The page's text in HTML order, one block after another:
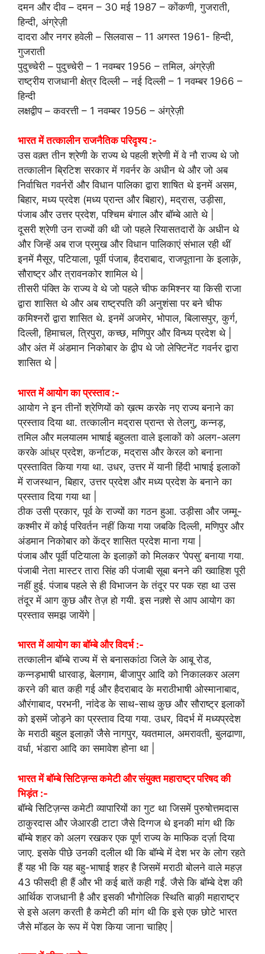
दमन और दीव – दमन – 30 मई 1987 – कोंकणी, गुजराती,
हिन्दी, अंग्रेज़ी
दादरा और नगर हवेली – सिलवास – 11 अगस्त 1961- हिन्‍दी,
गुजराती
पुदुच्चेरी – पुदुच्चेरी – 1 नवम्‍बर 1956 – तमिल, अंग्रेज़ी
राष्ट्रीय राजधानी क्षेत्र दिल्ली – नई दिल्ली – 1 नवम्‍बर 1966 –
हिन्‍दी
लक्षद्वीप – कवरत्ती – 1 नवम्‍बर 1956 – अंग्रेज़ी
भारत में तत्कालीन राजनैतिक परिदृश्य :-
उस वक़्त तीन श्रेणी के राज्य थे पहली श्रेणी में वे नौ राज्य थे जो
तत्कालीन ब्रिटिश सरकार में गवर्नर के अधीन थे और जो अब
निर्वाचित गवर्नरों और विधान पालिका द्वारा शाषित थे इनमें असम,
बिहार, मध्य प्रदेश (मध्य प्रान्त और बिहार), मद्रास, उड़ीसा,
पंजाब और उत्तर प्रदेश, पश्चिम बंगाल और बॉम्बे आते थे |
दूसरी श्रेणी उन राज्यों की थी जो पहले रियासतदारों के अधीन थे
और जिन्हें अब राज प्रमुख और विधान पालिकाएं संभाल रही थीं
इनमें मैसूर, पटियाला, पूर्वी पंजाब, हैदराबाद, राजपूताना के इलाक़े,
सौराष्ट्र और त्रावनकोर शामिल थे |
तीसरी पंक्ति के राज्य वे थे जो पहले चीफ कमिश्नर या किसी राजा
द्वारा शासित थे और अब राष्ट्रपति की अनुशंसा पर बने चीफ
कमिश्नरों द्वारा शासित थे. इनमें अजमेर, भोपाल, बिलासपुर, कुर्ग,
दिल्ली, हिमाचल, त्रिपुरा, कच्छ, मणिपुर और विन्ध्य प्रदेश थे |
और अंत में अंडमान निकोबार के द्वीप थे जो लेफ्टिनेंट गवर्नर द्वारा
शासित थे |
भारत में आयोग का प्रस्ताव :-
आयोग ने इन तीनों श्रेणियों को ख़त्म करके नए राज्य बनाने का
प्रस्ताव दिया था. तत्कालीन मद्रास प्रान्त से तेलगु, कन्नड़,
तमिल और मलयालम भाषाई बहुलता वाले इलाकों को अलग-अलग
करके आंध्र प्रदेश, कर्नाटक, मद्रास और केरल को बनाना
प्रस्तावित किया गया था. उधर, उत्तर में यानी हिंदी भाषाई इलाकों
में राजस्थान, बिहार, उत्तर प्रदेश और मध्य प्रदेश के बनाने का
प्रस्ताव दिया गया था |
ठीक उसी प्रकार, पूर्व के राज्यों का गठन हुआ. उड़ीसा और जम्मू-
कश्मीर में कोई परिवर्तन नहीं किया गया जबकि दिल्ली, मणिपुर और
अंडमान निकोबार को केंद्र शासित प्रदेश माना गया |
पंजाब और पूर्वी पटियाला के इलाक़ों को मिलकर ‘पेपसु’ बनाया गया.
पंजाबी नेता मास्टर तारा सिंह की पंजाबी सूबा बनने की ख्वाहिश पूरी
नहीं हुई. पंजाब पहले से ही विभाजन के तंदूर पर पक रहा था उस
तंदूर में आग कुछ और तेज़ हो गयी. इस नक़्शे से आप आयोग का
प्रस्ताव समझ जायेंगे |
भारत में आयोग का बॉम्बे और विदर्भ :-
तत्कालीन बॉम्बे राज्य में से बनासकांठा जिले के आबू रोड,
कन्नड़भाषी धारवाड़, बेलगाम, बीजापुर आदि को निकालकर अलग
करने की बात कही गई और हैदराबाद के मराठीभाषी ओस्मानाबाद,
औरंगाबाद, परभनी, नांदेड के साथ-साथ कुछ और सौराष्ट्र इलाकों
को इसमें जोड़ने का प्रस्ताव दिया गया. उधर, विदर्भ में मध्यप्रदेश
के मराठी बहुल इलाक़ों जैसे नागपुर, यवतमाल, अमरावती, बुलढाणा,
वर्धा, भंडारा आदि का समावेश होना था |
भारत में बॉम्बे सिटिज़न्स कमेटी और संयुक्त महाराष्ट्र परिषद की
भिड़ंत :-
बॉम्बे सिटिज़न्स कमेटी व्यापारियों का गुट था जिसमें पुरुषोत्तमदास
ठाकुरदास और जेआरडी टाटा जैसे दिग्गज थे इनकी मांग थी कि
बॉम्बे शहर को अलग रखकर एक पूर्ण राज्य के माफिक दर्ज़ा दिया
जाए. इसके पीछे उनकी दलील थी कि बॉम्बे में देश भर के लोग रहते
हैं यह भी कि यह बहु-भाषाई शहर है जिसमें मराठी बोलने वाले महज़
43 फीसदी ही हैं और भी कई बातें कही गईं. जैसे कि बॉम्बे देश की
आर्थिक राजधानी है और इसकी भौगोलिक स्थिति बाक़ी महाराष्ट्र
से इसे अलग करती है कमेटी की मांग थी कि इसे एक छोटे भारत
जैसे मॉडल के रूप में पेश किया जाना चाहिए |